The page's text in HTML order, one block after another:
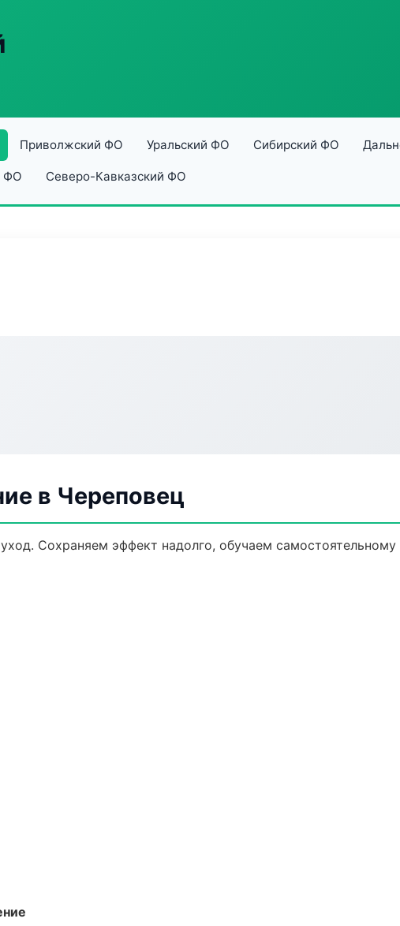
Приволжский ФО Уральский ФО Сибирский ФО
ФО Северо-Кавказский ФО
в Череповец
Сохраняем эффект надолго, обучаем самостоятельному